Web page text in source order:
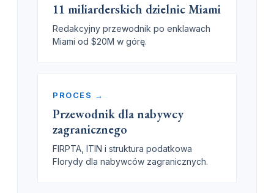
11 miliarderskich dzielnic Miami
Redakcyjny przewodnik po enklawach
Miami od $20M w górę.
PROCES →
Przewodnik dla nabywcy
zagranicznego
FIRPTA, ITIN i struktura podatkowa
Florydy dla nabywców zagranicznych.